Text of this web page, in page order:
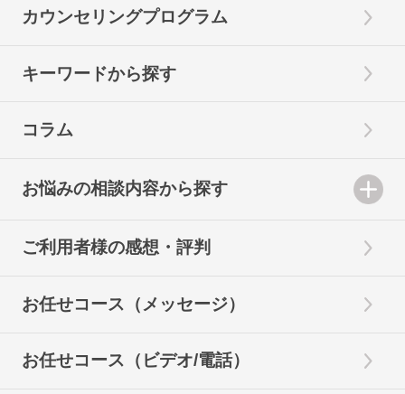
カウンセリングプログラム
キーワードから探す
コラム
お悩みの相談内容から探す
ご利用者様の感想・評判
お任せコース（メッセージ）
お任せコース（ビデオ/電話）